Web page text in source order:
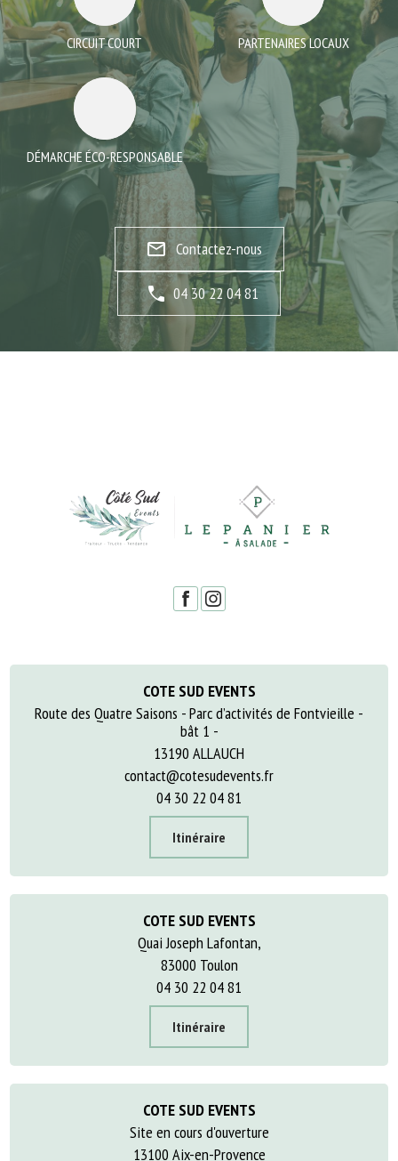
CIRCUIT COURT PARTENAIRES LOCAUX
DÉMARCHE ÉCO-RESPONSABLE
mail_outline Contactez-nous
04 30 22 04 81
COTE SUD EVENTS
Route des Quatre Saisons - Parc d’activités de Fontvieille -
bât 1 -
13190 ALLAUCH
contact@cotesudevents.fr
04 30 22 04 81
Itinéraire
COTE SUD EVENTS
Quai Joseph Lafontan,
83000 Toulon
04 30 22 04 81
Itinéraire
COTE SUD EVENTS
Site en cours d'ouverture
13100 Aix-en-Provence